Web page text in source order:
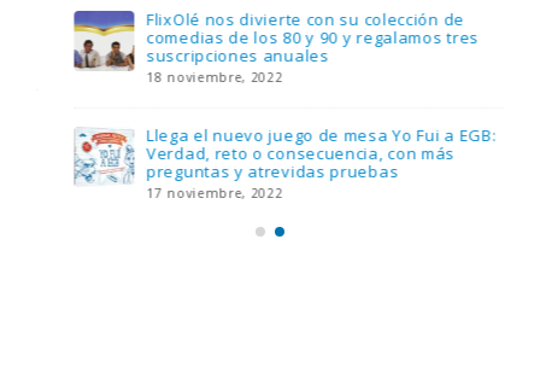
FlixOlé nos divierte con su colección de
comedias de los 80 y 90 y regalamos tres
suscripciones anuales
18 noviembre, 2022
Llega el nuevo juego de mesa Yo Fui a EGB:
Verdad, reto o consecuencia, con más
preguntas y atrevidas pruebas
17 noviembre, 2022